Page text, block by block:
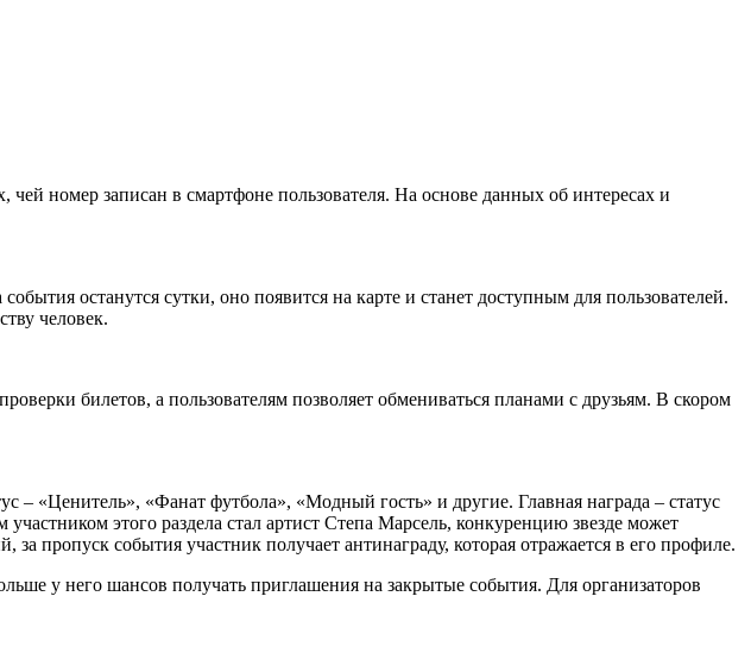
номер записан в смартфоне пользователя. На основе данных об интересах и
останутся сутки, оно появится на карте и станет доступным для пользователей.
человек.
билетов, а пользователям позволяет обмениваться планами с друзьям. В скором
– «Ценитель», «Фанат футбола», «Модный гость» и другие. Главная награда – статус
этого раздела стал артист Степа Марсель, конкуренцию звезде может
пропуск события участник получает антинаграду, которая отражается в его профиле.
у него шансов получать приглашения на закрытые события. Для организаторов